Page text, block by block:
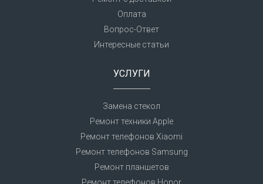
Оплата
Вопрос-Ответ
Интересные статьи
УСЛУГИ
Замена стекол
Ремонт техники Apple
Ремонт телефонов Xiaomi
Ремонт телефонов Samsung
Ремонт планшетов
Ремонт телефонов Honor